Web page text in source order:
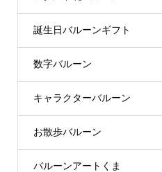
誕生日バルーンギフト
数字バルーン
キャラクターバルーン
お散歩バルーン
バルーンアートくま